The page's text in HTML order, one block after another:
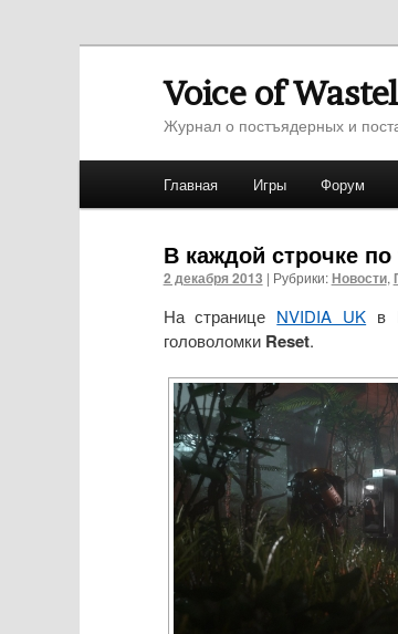
Voice of
Журнал о постъядерных и
Перейти к основному
Перейти к
Главная Игры Форум
В каждой строчке по
2 декабря 2013 | Рубрики: Новости,
На странице NVIDIA UK в
головоломки Reset.